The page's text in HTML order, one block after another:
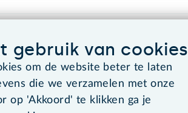
u.
gebruik van cookies
om de website beter te laten
die we verzamelen met onze
op 'Akkoord' te klikken ga je